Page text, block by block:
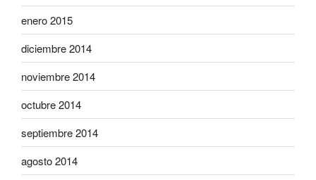
enero 2015
diciembre 2014
noviembre 2014
octubre 2014
septiembre 2014
agosto 2014